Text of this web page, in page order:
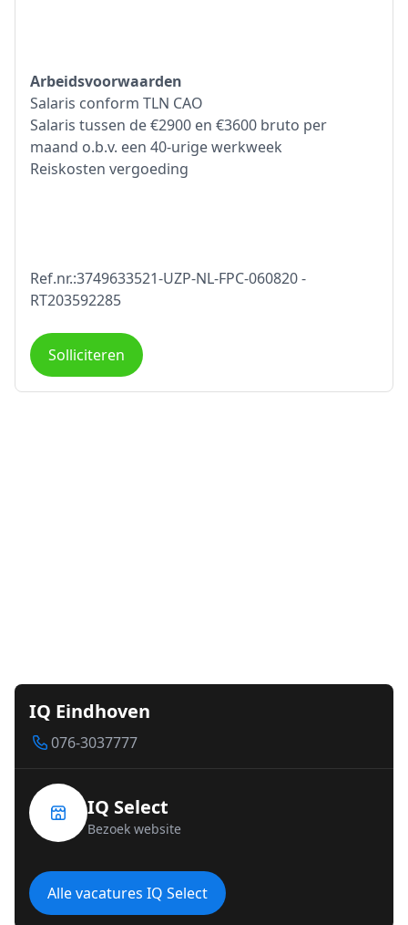
Arbeidsvoorwaarden
Salaris conform TLN CAO
Salaris tussen de €2900 en €3600 bruto per
maand o.b.v. een 40-urige werkweek
Reiskosten vergoeding
Ref.nr.:3749633521-UZP-NL-FPC-060820 -
RT203592285
Solliciteren
IQ Eindhoven
076-3037777
IQ Select
Bezoek website
Alle vacatures IQ Select